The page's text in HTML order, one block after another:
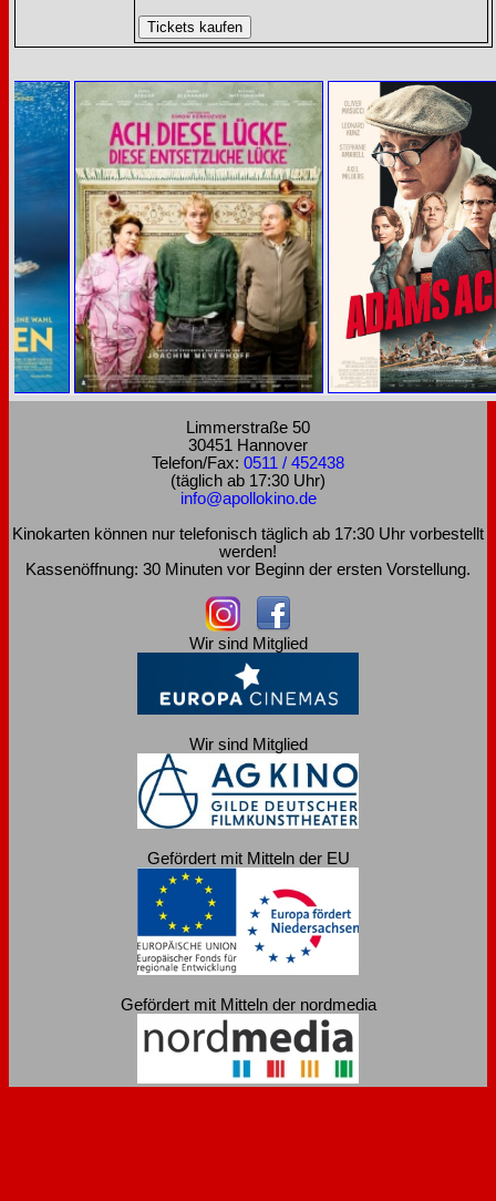
Limmerstraße 50
30451 Hannover
Telefon/Fax: 0511 / 452438
(täglich ab 17:30 Uhr)
info@apollokino.de
Kinokarten können nur telefonisch täglich ab 17:30 Uhr vorbestellt
werden!
Kassenöffnung: 30 Minuten vor Beginn der ersten Vorstellung.
Wir sind Mitglied
Wir sind Mitglied
Gefördert mit Mitteln der EU
Gefördert mit Mitteln der nordmedia